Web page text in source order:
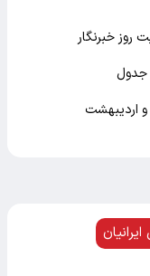
روز خبرنگار
و اردیبهشت